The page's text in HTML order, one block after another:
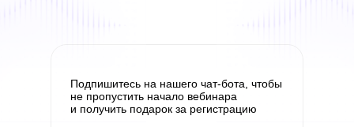
Подпишитесь на нашего чат-бота, чтобы
не пропустить начало вебинара
и получить подарок за регистрацию